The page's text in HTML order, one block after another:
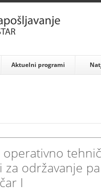
Aktuelni programi
za održavanje
I